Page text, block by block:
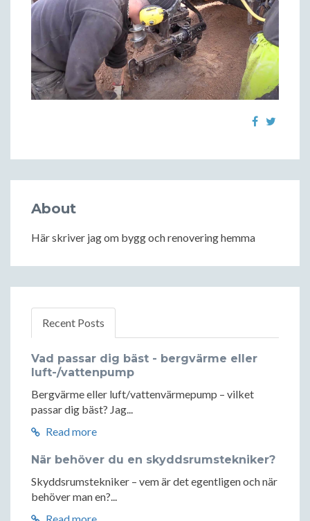
About
Här skriver jag om bygg och renovering hemma
Recent Posts
Vad passar dig bäst - bergvärme eller
luft-/vattenpump
Bergvärme eller luft/vattenvärmepump – vilket
passar dig bäst? Jag...
Read more
När behöver du en skyddsrumstekniker?
Skyddsrumstekniker – vem är det egentligen och när
behöver man en?...
Read more